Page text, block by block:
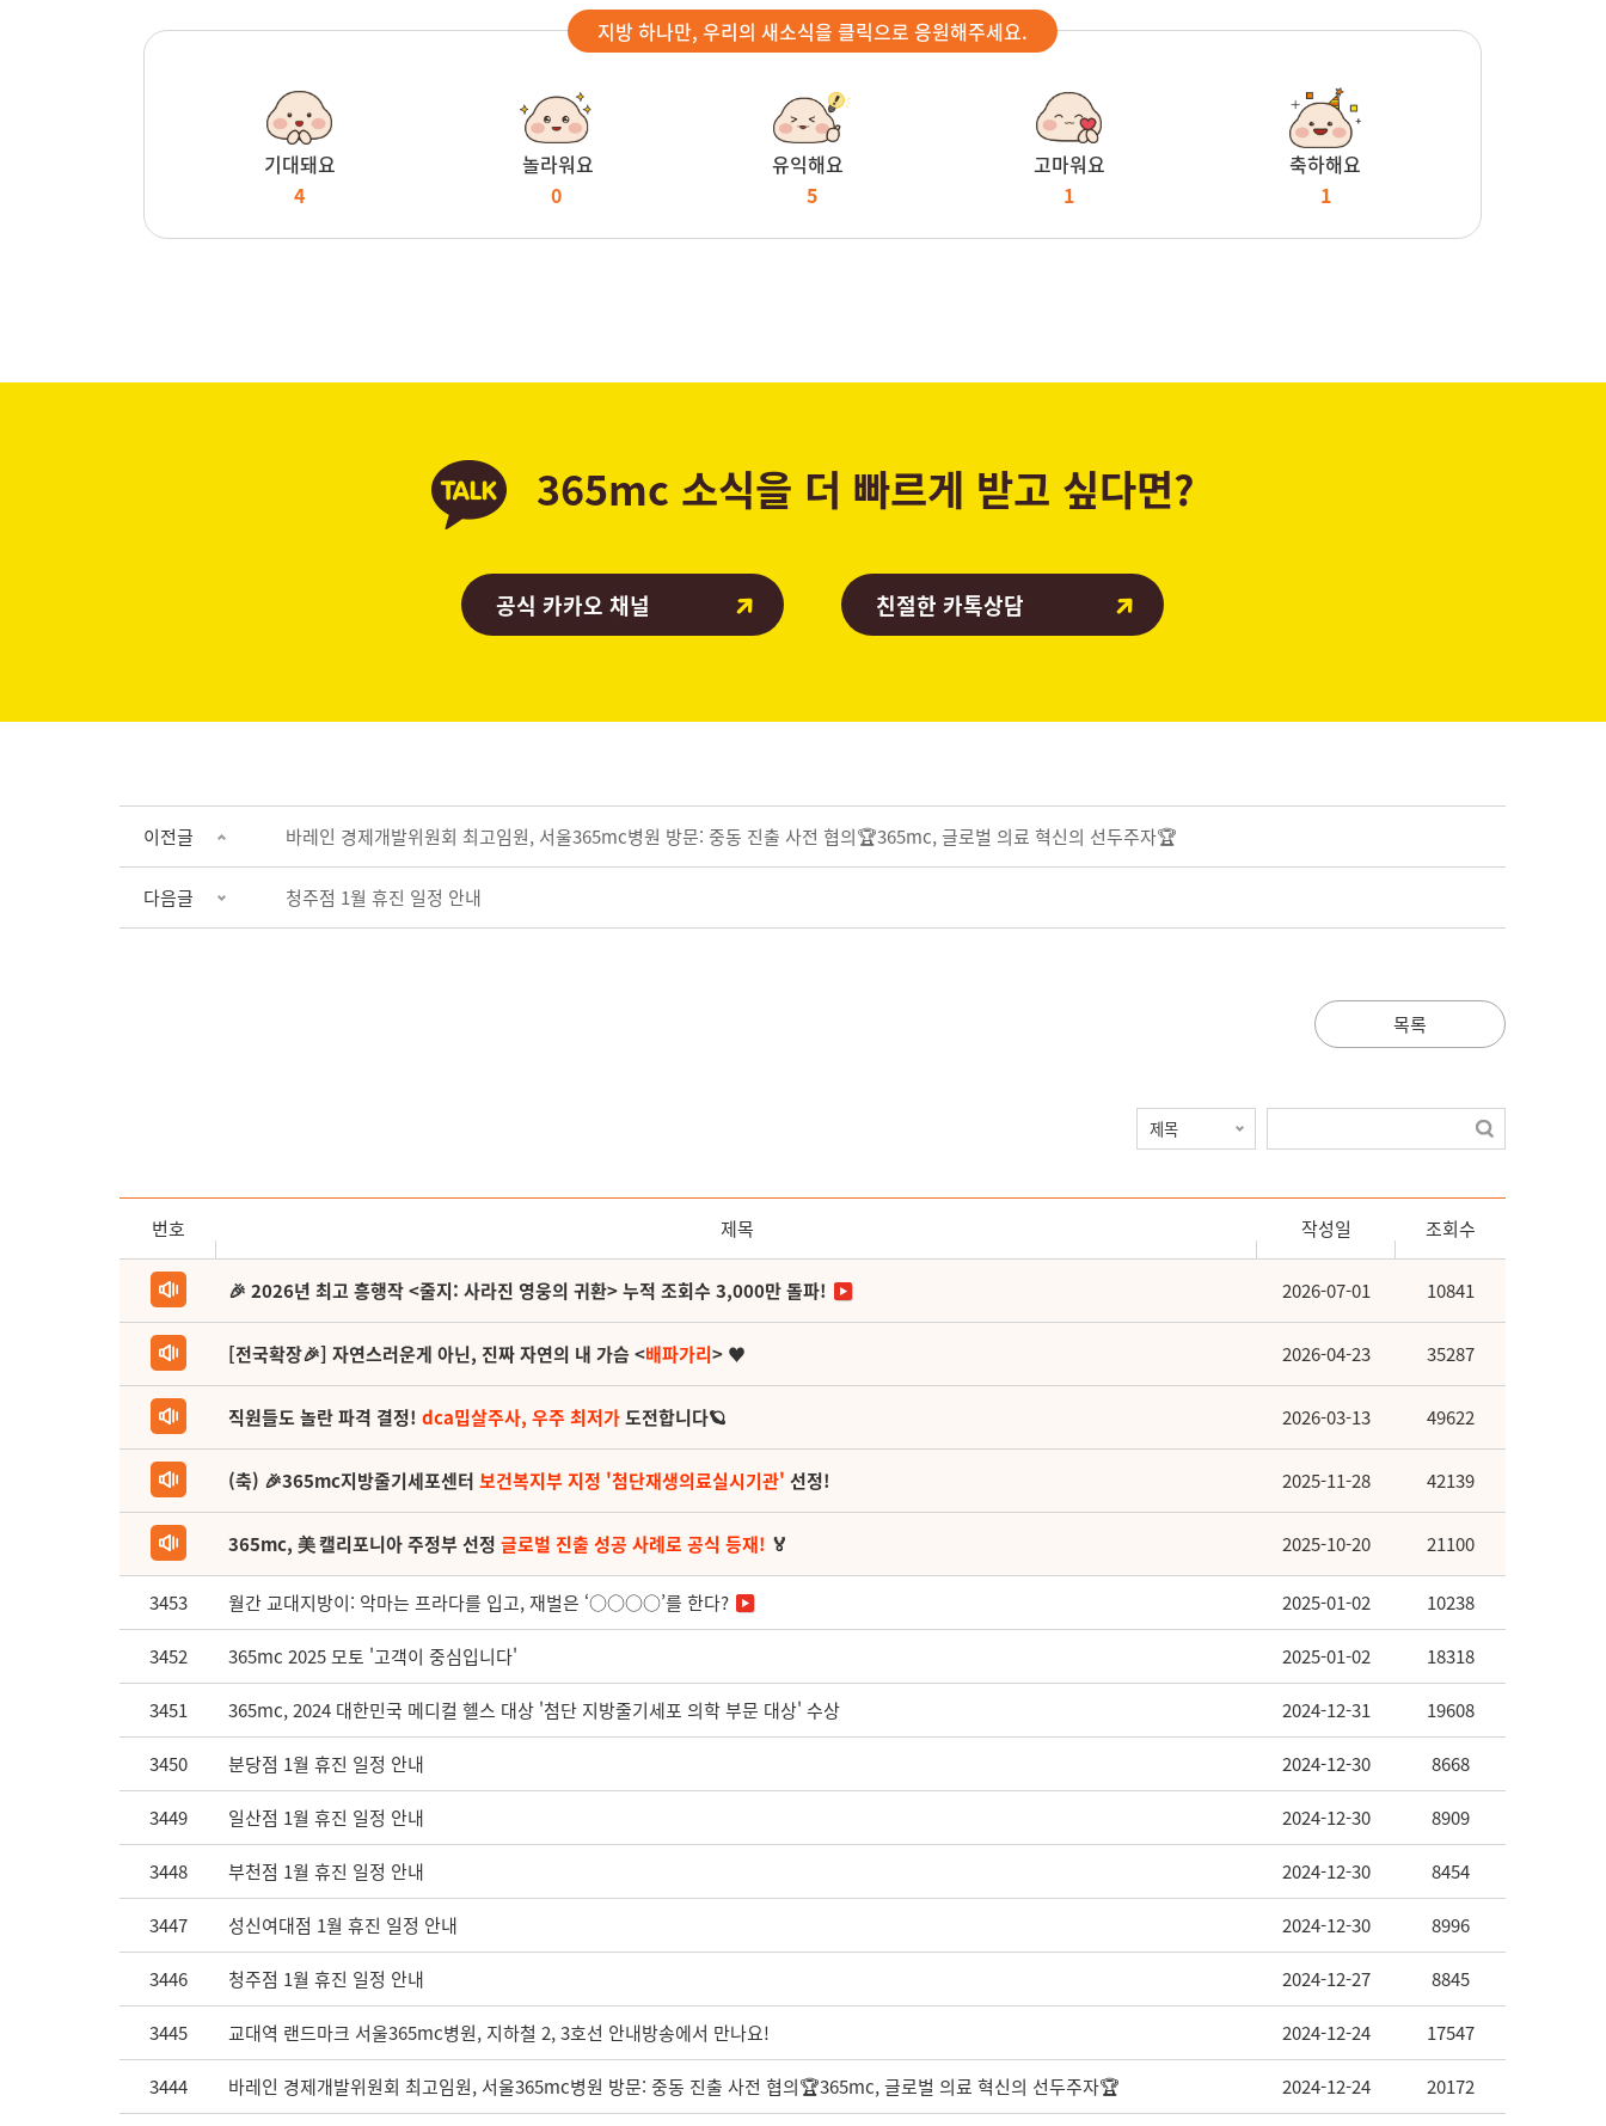
지방 하나만, 우리의 새소식을 클릭으로 응원해주세요.
기대돼요
4
놀라워요
0
유익해요
5
고마워요
1
축하해요
1
365mc 소식을 더 빠르게 받고 싶다면?
공식 카카오 채널 친절한 카톡상담
이전글 바레인 경제개발위원회 최고임원, 서울365mc병원 방문: 중동 진출 사전 협의🏆365mc, 글로벌 의료 혁신의 선두주자🏆
다음글 청주점 1월 휴진 일정 안내
목록
번호 제목 작성일 조회수
🎉 2026년 최고 흥행작 <줄지: 사라진 영웅의 귀환> 누적 조회수 3,000만 돌파! 2026-07-01 10841
[전국확장🎉] 자연스러운게 아닌, 진짜 자연의 내 가슴 <배파가리> ♥ 2026-04-23 35287
직원들도 놀란 파격 결정! dca밉살주사, 우주 최저가도전합니다🪐 2026-03-13 49622
(축) 🎉365mc지방줄기세포센터 보건복지부 지정 '첨단재생의료실시기관' 선정! 2025-11-28 42139
365mc, 美 캘리포니아 주정부 선정 글로벌 진출 성공 사례로 공식 등재! 🏅 2025-10-20 21100
3453 월간 교대지방이: 악마는 프라다를 입고, 재벌은 ‘○○○○’를 한다? 2025-01-02 10238
3452 365mc 2025 모토 '고객이 중심입니다' 2025-01-02 18318
3451 365mc, 2024 대한민국 메디컬 헬스 대상 '첨단 지방줄기세포 의학 부문 대상' 수상 2024-12-31 19608
3450 분당점 1월 휴진 일정 안내 2024-12-30 8668
3449 일산점 1월 휴진 일정 안내 2024-12-30 8909
3448 부천점 1월 휴진 일정 안내 2024-12-30 8454
3447 성신여대점 1월 휴진 일정 안내 2024-12-30 8996
3446 청주점 1월 휴진 일정 안내 2024-12-27 8845
3445 교대역 랜드마크 서울365mc병원, 지하철 2, 3호선 안내방송에서 만나요! 2024-12-24 17547
3444 바레인 경제개발위원회 최고임원, 서울365mc병원 방문: 중동 진출 사전 협의🏆365mc, 글로벌 의료 혁신의 선두주자🏆 2024-12-24 20172